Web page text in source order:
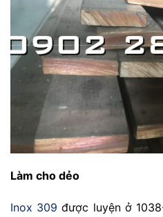
Làm cho dẻo
Inox 309 được luyện ở